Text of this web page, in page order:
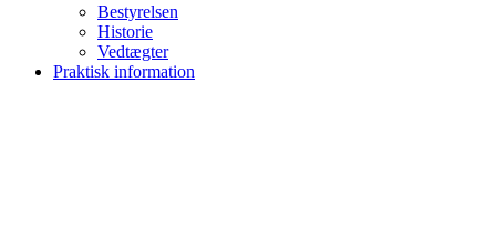
Bestyrelsen
Historie
Vedtægter
Praktisk information